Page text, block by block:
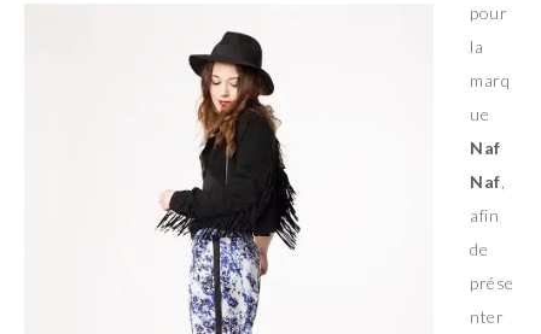
pour
la
marq
ue
Naf
Naf
afin
de
prése
nter